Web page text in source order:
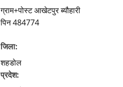
ग्राम+पोस्ट आखेटपुर ब्यौहारी
पिन 484774
जिला:
शहडोल
प्रदेश: